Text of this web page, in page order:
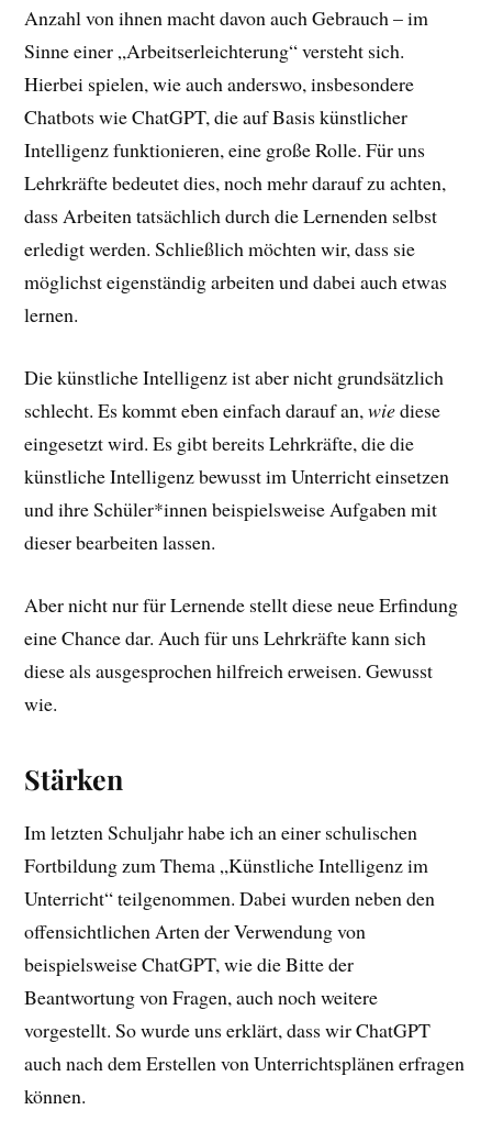
Anzahl von ihnen macht davon auch Gebrauch – im
Sinne einer „Arbeitserleichterung“ versteht sich.
Hierbei spielen, wie auch anderswo, insbesondere
Chatbots wie ChatGPT, die auf Basis künstlicher
Intelligenz funktionieren, eine große Rolle. Für uns
Lehrkräfte bedeutet dies, noch mehr darauf zu achten,
dass Arbeiten tatsächlich durch die Lernenden selbst
erledigt werden. Schließlich möchten wir, dass sie
möglichst eigenständig arbeiten und dabei auch etwas
lernen.
Die künstliche Intelligenz ist aber nicht grundsätzlich
schlecht. Es kommt eben einfach darauf an,wiediese
eingesetzt wird. Es gibt bereits Lehrkräfte, die die
künstliche Intelligenz bewusst im Unterricht einsetzen
und ihre Schüler*innen beispielsweise Aufgaben mit
dieser bearbeiten lassen.
Aber nicht nur für Lernende stellt diese neue Erfindung
eine Chance dar. Auch für uns Lehrkräfte kann sich
diese als ausgesprochen hilfreich erweisen. Gewusst
wie.
Stärken
Im letzten Schuljahr habe ich an einer schulischen
Fortbildung zum Thema „Künstliche Intelligenz im
Unterricht“ teilgenommen. Dabei wurden neben den
offensichtlichen Arten der Verwendung von
beispielsweise ChatGPT, wie die Bitte der
Beantwortung von Fragen, auch noch weitere
vorgestellt. So wurde uns erklärt, dass wir ChatGPT
auch nach dem Erstellen von Unterrichtsplänen erfragen
können.